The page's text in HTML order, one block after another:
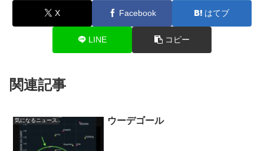
X Facebook はてブ
LINE コピー
関連記事
気になるニュース ウーデゴール